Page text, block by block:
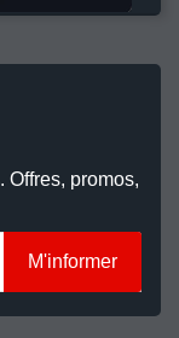
Offres, promos,
M'informer